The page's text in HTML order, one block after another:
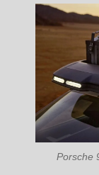
Porsche